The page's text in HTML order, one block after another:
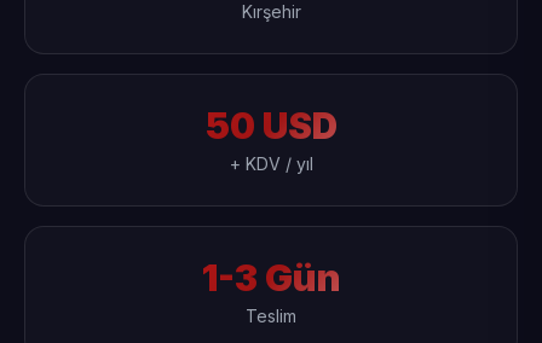
Kırşehir
50 USD
+ KDV / yıl
1-3 Gün
Teslim